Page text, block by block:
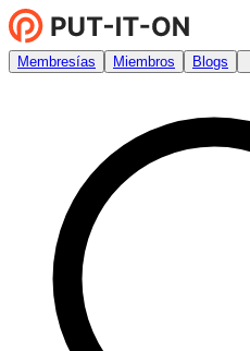
Membresías Miembros Blogs